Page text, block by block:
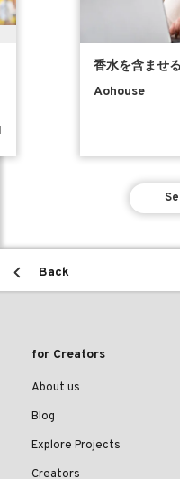
香水を含ませ
Aohouse
Back
for Creators
About us
Blog
Explore Projects
Creators